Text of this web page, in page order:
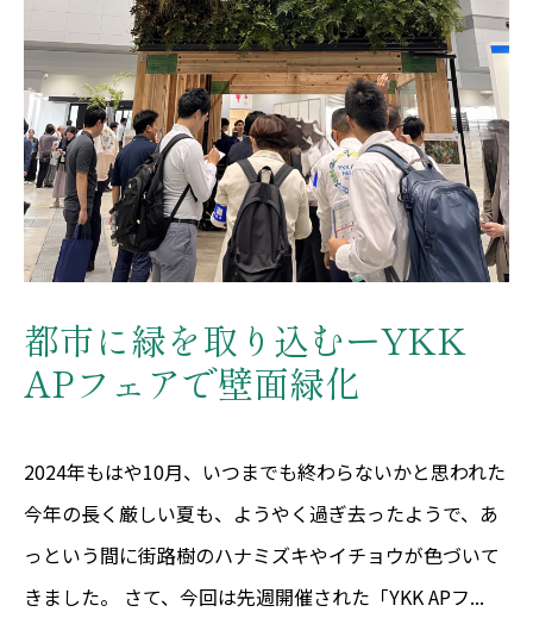
都市に緑を取り込むーYKK
APフェアで壁面緑化
2024年もはや10月、いつまでも終わらないかと思われた
今年の長く厳しい夏も、ようやく過ぎ去ったようで、あ
っという間に街路樹のハナミズキやイチョウが色づいて
きました。 さて、今回は先週開催された「YKK APフ...